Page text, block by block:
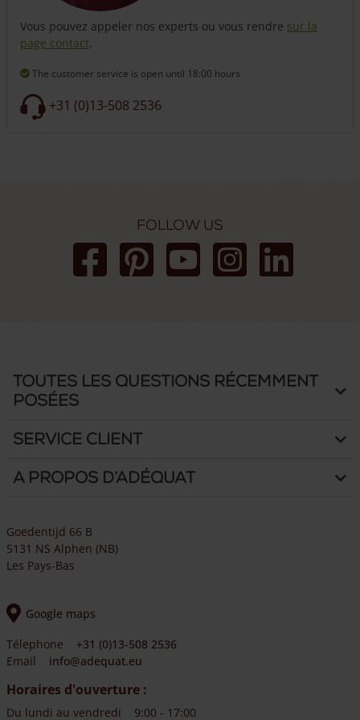
Vous pouvez appeler nos experts ou vous rendre sur la
page contact.
The customer service is open until 18:00 hours
+31 (0)13-508 2536
Follow us
Toutes les questions récemment
posées
Service client
A propos d’Adéquat
Goedentijd 66 B
5131 NS Alphen (NB)
Les Pays-Bas
Google maps
Télephone
+31 (0)13-508 2536
Email
info@adequat.eu
Horaires d'ouverture :
Du lundi au vendredi 9:00 - 17:00